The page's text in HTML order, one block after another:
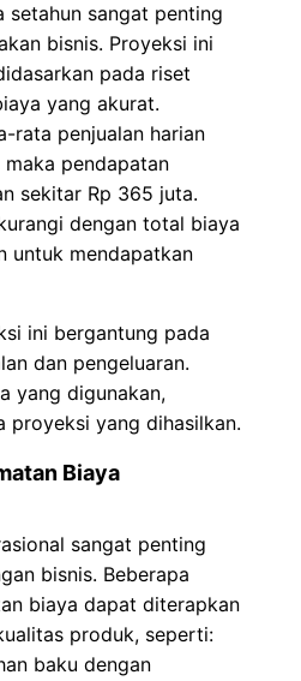
setahun sangat penting
bisnis. Proyeksi ini
pada riset
yang akurat.
rata penjualan harian
maka pendapatan
sekitar Rp 365 juta.
dengan total biaya
untuk mendapatkan
ini bergantung pada
dan pengeluaran.
yang digunakan,
proyeksi yang dihasilkan.
Biaya
sangat penting
bisnis. Beberapa
biaya dapat diterapkan
produk, seperti:
baku dengan